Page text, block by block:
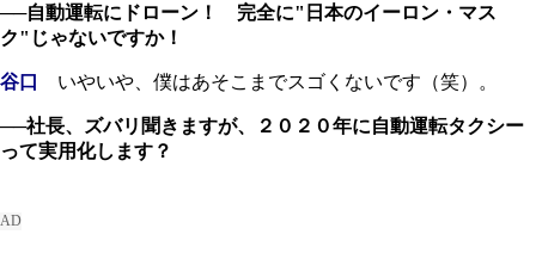
──自動運転にドローン！ 完全に"日本のイーロン・マス
ク"じゃないですか！
谷口 いやいや、僕はあそこまでスゴくないです（笑）。
──社長、ズバリ聞きますが、２０２０年に自動運転タクシー
って実用化します？